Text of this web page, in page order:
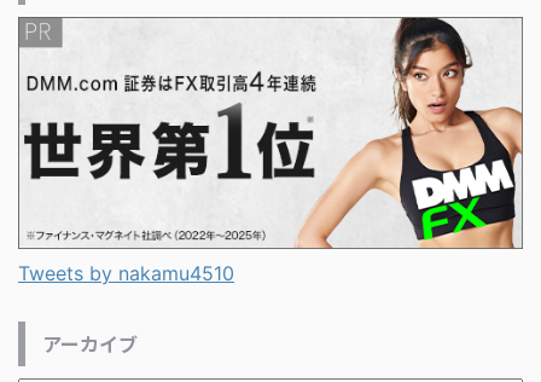
Tweets by nakamu4510
アーカイブ